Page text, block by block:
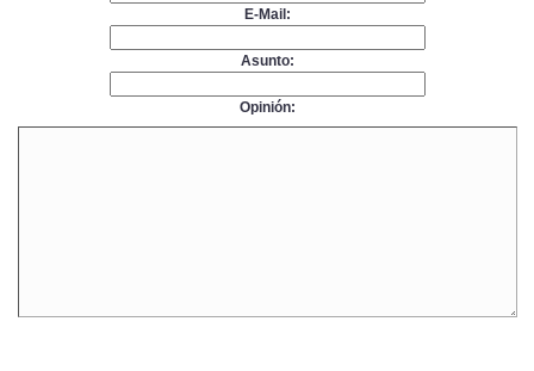
E-Mail:
Asunto:
Opinión: